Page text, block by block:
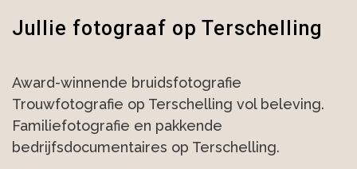
Jullie fotograaf op Terschelling
Award-winnende bruidsfotografie
Trouwfotografie op Terschelling vol beleving.
Familiefotografie en pakkende
bedrijfsdocumentaires op Terschelling.